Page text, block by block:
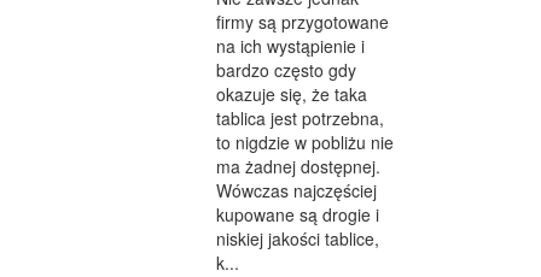
KURIER, PRZESYŁKI
WYCIECZKI
HOTELE I NOCLEGI
PODRÓŻE
ZDROWIE
firmy są przygotowane
na ich wystąpienie i
bardzo często gdy
okazuje się, że taka
tablica jest potrzebna,
to nigdzie w pobliżu nie
ma żadnej dostępnej.
Wówczas najczęściej
kupowane są drogie i
niskiej jakości tablice,
k...